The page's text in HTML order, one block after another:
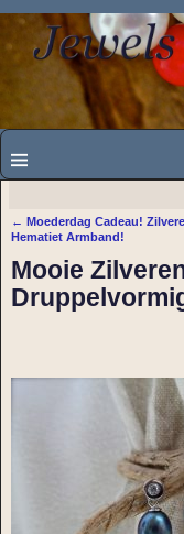
Bericht navigatie
← Moederdag Cadeau!
Hematiet Armband!
Mooie